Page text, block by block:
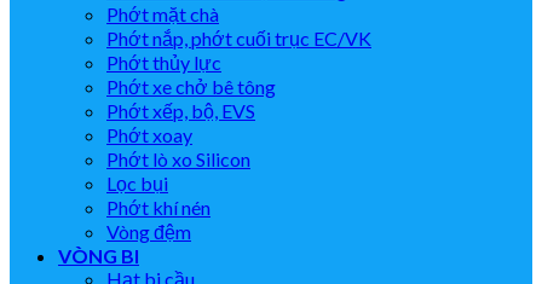
Phớt mặt chà
Phớt nắp, phớt cuối trục EC/VK
Phớt thủy lực
Phớt xe chở bê tông
Phớt xếp, bộ, EVS
Phớt xoay
Phớt lò xo Silicon
Lọc bụi
Phớt khí nén
Vòng đệm
VÒNG BI
Hạt bi cầu